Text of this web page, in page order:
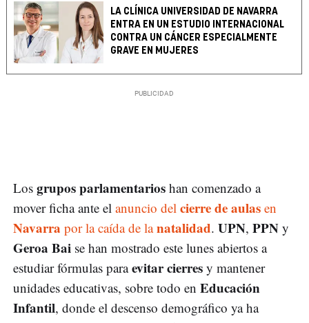
LA CLÍNICA UNIVERSIDAD DE NAVARRA
ENTRA EN UN ESTUDIO INTERNACIONAL
CONTRA UN CÁNCER ESPECIALMENTE
GRAVE EN MUJERES
Los grupos parlamentarios han comenzado a
mover ficha ante el anuncio del cierre de aulas en
Navarra por la caída de lanatalidad. UPN, PPN y
Geroa Bai se han mostrado este lunes abiertos a
estudiar fórmulas paraevitar cierres y mantener
unidades educativas, sobre todo en Educación
Infantil, donde el descenso demográfico ya ha